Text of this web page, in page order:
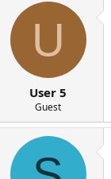
U
User 5
Guest